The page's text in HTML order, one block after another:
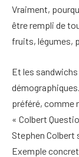
Vraiment,
être rempli de
fruits, légumes,
Et les
préféré, comme
« Colbert
Stephen Colbert
Exemple